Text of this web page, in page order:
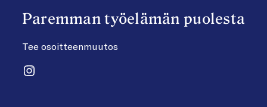
Paremman työelämän puolesta
Tee osoitteenmuutos
Instagram